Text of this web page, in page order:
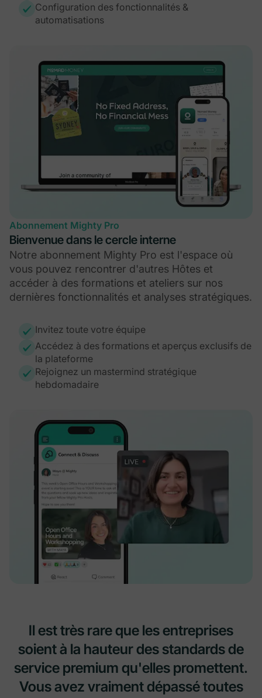
Configuration des fonctionnalités &
automatisations
Abonnement Mighty Pro
Bienvenue dans le cercle interne
Notre abonnement Mighty Pro est l'espace où
vous pouvez rencontrer d'autres Hôtes et
accéder à des formations et ateliers sur nos
dernières fonctionnalités et analyses stratégiques.
Invitez toute votre équipe
Accédez à des formations et aperçus exclusifs de
la plateforme
Rejoignez un mastermind stratégique
hebdomadaire
Il est très rare que les entreprises
soient à la hauteur des standards de
service premium qu'elles promettent.
Vous avez vraiment dépassé toutes